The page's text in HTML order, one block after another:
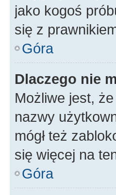
jako kogoś
się z
Góra
Dlaczego nie
Możliwe jest, że
nazwy
mógł też
się więcej na
Góra